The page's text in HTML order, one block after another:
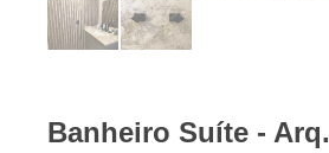
Banheiro Suíte - Arq.